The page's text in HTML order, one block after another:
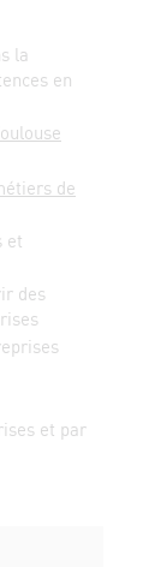
la
en
de
et
des
et par